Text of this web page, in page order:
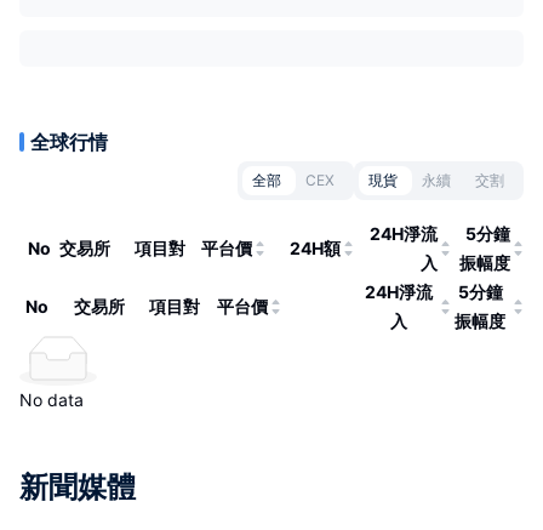
全球行情
全部 CEX 現貨 永續 交割
No 交易所 項目對 平台價 24H額
24H淨流
入
5分鐘
振幅度
No 交易所 項目對 平台價
24H淨流
入
5分鐘
振幅度
No data
新聞媒體